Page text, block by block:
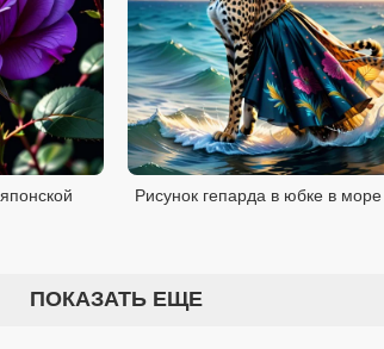
Рисунок гепарда в юбке в море
ПОКАЗАТЬ ЕЩЕ